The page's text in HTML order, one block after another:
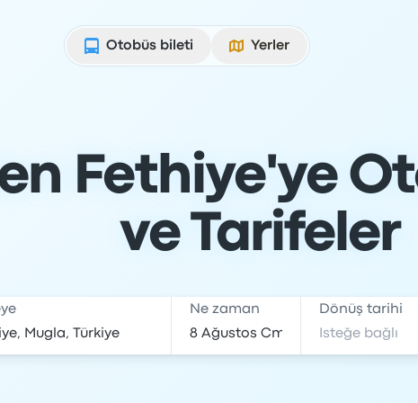
Otobüs bileti
Yerler
Fethiye'ye
ve Tarifeler
Ne zaman Dönüş tarihi